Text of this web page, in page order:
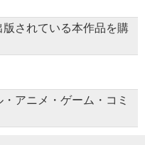
されている本作品を購
アニメ・ゲーム・コミ